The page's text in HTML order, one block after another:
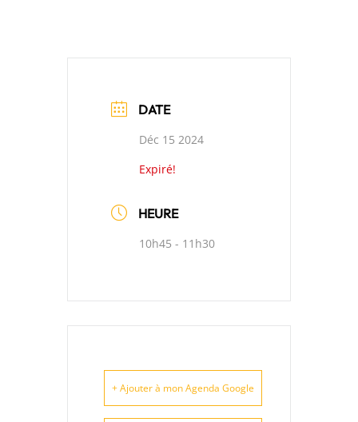
DATE
Déc 15 2024
Expiré!
HEURE
10h45 - 11h30
+ Ajouter à mon Agenda Google